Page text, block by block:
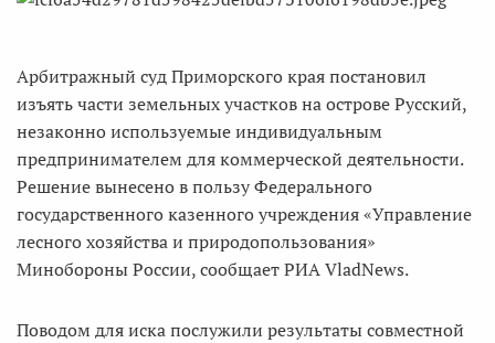
Арбитражный суд Приморского края постановил
изъять части земельных участков на острове Русский,
незаконно используемые индивидуальным
предпринимателем для коммерческой деятельности.
Решение вынесено в пользу Федерального
государственного казенного учреждения «Управление
лесного хозяйства и природопользования»
Минобороны России, сообщает РИА VladNews.
Поводом для иска послужили результаты совместной